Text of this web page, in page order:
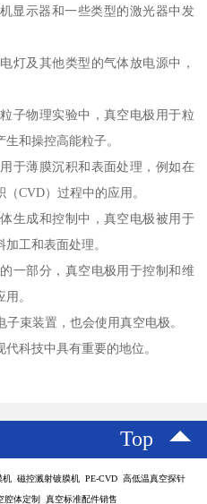
显示器和一些类型的激光器中发
灯及其他类型的气体放电源中，
子物理实验中，真空电极用于粒
和操控高能粒子。
于薄膜沉积和表面处理，例如在
CVD）过程中的应用。
生成和控制中，真空电极被用于
工和表面处理。
一部分，真空电极用于控制和维
。
束装置，也会使用真空电极。
科技中具有重要的地位。
Top
磁控溅射镀膜机 PE-CVD 高低温真空探针
体定制 真空标准配件销售